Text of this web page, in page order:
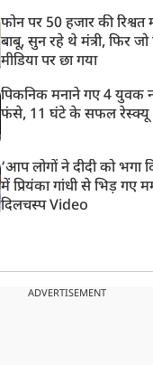
फोन पर 50 हजार की रिश्वत
बाबू, सुन रहे थे मंत्री, फिर
मीडिया पर छा गया
पिकनिक मनाने गए 4 युवक
फंसे, 11 घंटे के सफल रेस्क्यू
‘आप लोगों ने दीदी को भगा
में प्रियंका गांधी से भिड़ गए
दिलचस्प Video
ADVERTISEMENT